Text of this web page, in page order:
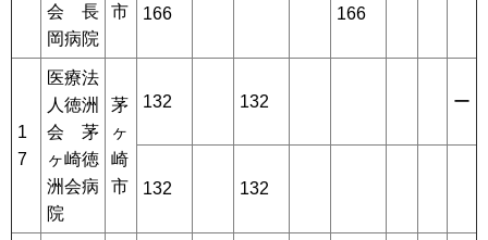
会 長
岡病院
市
166 166
1
7
医療法
人徳洲
会 茅
ヶ崎徳
洲会病
院
茅
ヶ
崎
市
132 132 ー
132 132